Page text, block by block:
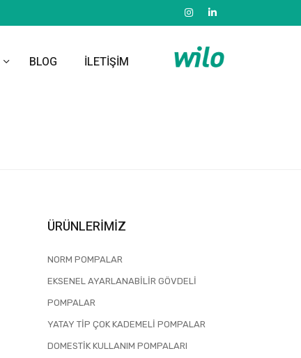
BLOG İLETİŞİM
ÜRÜNLERİMİZ
NORM POMPALAR
EKSENEL AYARLANABILIR GÖVDELI
POMPALAR
YATAY TIP ÇOK KADEMELI POMPALAR
DOMESTIK KULLANIM POMPALARI